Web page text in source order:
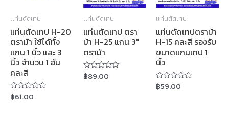
แท่นตัดเทป
แท่นตัดเทป H-20
ตราม้า ใช้ได้ทั้ง
แกน 1 นิ้ว และ 3
นิ้ว จำนวน 1 อัน
คละสี
Rated
0
฿61.00
แท่นตัดเทป
แท่นตัดเทป ตรา
ม้า H-25 แกน 3″
ตราม้า
Rated
0
฿89.00
แท่นตัดเทป
แท่นตัดเทปตราม้า
H-15 คละสี รองรับ
ขนาดแกนเทป 1
นิ้ว
Rated
0
฿59.00